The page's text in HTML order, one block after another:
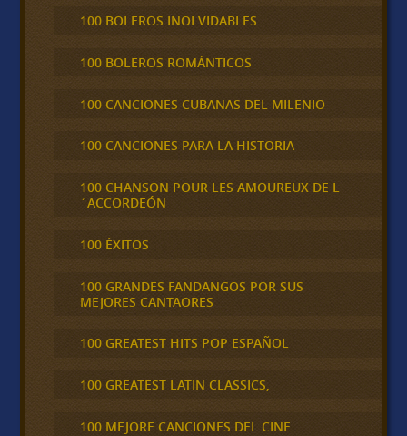
100 BOLEROS INOLVIDABLES
100 BOLEROS ROMÁNTICOS
100 CANCIONES CUBANAS DEL MILENIO
100 CANCIONES PARA LA HISTORIA
100 CHANSON POUR LES AMOUREUX DE L
´ACCORDEÓN
100 ÉXITOS
100 GRANDES FANDANGOS POR SUS
MEJORES CANTAORES
100 GREATEST HITS POP ESPAÑOL
100 GREATEST LATIN CLASSICS,
100 MEJORE CANCIONES DEL CINE